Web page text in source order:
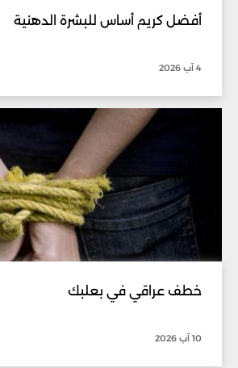
أفضل كريم أساس للبشرة الدهنية
4 آب 2026
خطف عراقي في بعلبك
10 آب 2026